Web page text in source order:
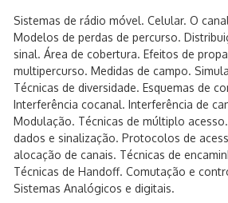
Sistemas de rádio móvel. Celular. O
Modelos de perdas de percurso.
sinal. Área de cobertura. Efeitos de
multipercurso. Medidas de campo.
Técnicas de diversidade. Esquemas de
Interferência cocanal. Interferência de
Modulação. Técnicas de múltiplo
dados e sinalização. Protocolos de
alocação de canais. Técnicas de
Técnicas de Handoff. Comutação e
Sistemas Analógicos e digitais.